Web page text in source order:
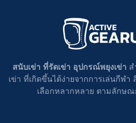
สนับเข่า ที่รัดเข่า อุปกรณ์พยุงเข่า ส
เข่า ที่เกิดขึ้นได้ง่ายจากการเล่นกี
เลือกหลากหลาย ตามลักษณ